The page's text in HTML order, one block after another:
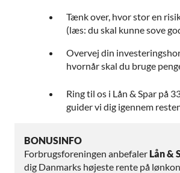
Tænk over, hvor stor en
(læs: du skal kunne sove
Overvej din
hvornår skal du bruge
Ring til os i Lån & Spar på
guider vi dig igennem
BONUSINFO
Forbrugsforeningen anbefaler Lån &
dig Danmarks højeste rente på